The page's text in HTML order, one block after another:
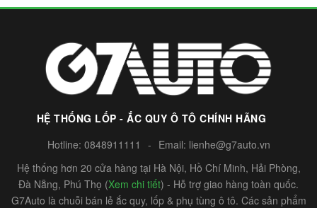
HỆ THỐNG LỐP - ẮC QUY Ô TÔ CHÍNH HÃNG
Hotline: 0848911111 - Email: lienhe@g7auto.vn
Hệ thống hơn 20 cửa hàng tại Hà Nội, Hồ Chí Minh, Hải Phòng,
Đà Nẵng, Phú Thọ (Xem chi tiết) - Hỗ trợ giao hàng toàn quốc.
G7Auto là chuỗi bán lẻ ắc quy, lốp & phụ tùng ô tô. Các sản phẩm